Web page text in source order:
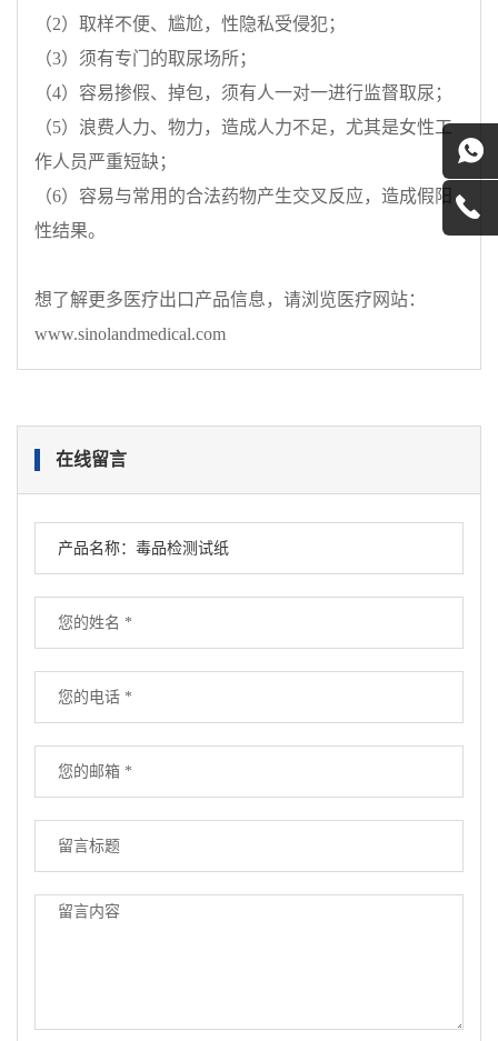
（2）取样不便、尴尬，性隐私受侵犯；
（3）须有专门的取尿场所；
（4）容易掺假、掉包，须有人一对一进行监督取尿；
（5）浪费人力、物力，造成人力不足，尤其是女性工
作人员严重短缺；
（6）容易与常用的合法药物产生交叉反应，造成假阳
性结果。
想了解更多医疗出口产品信息，请浏览医疗网站：
www.sinolandmedical.com
在线留言